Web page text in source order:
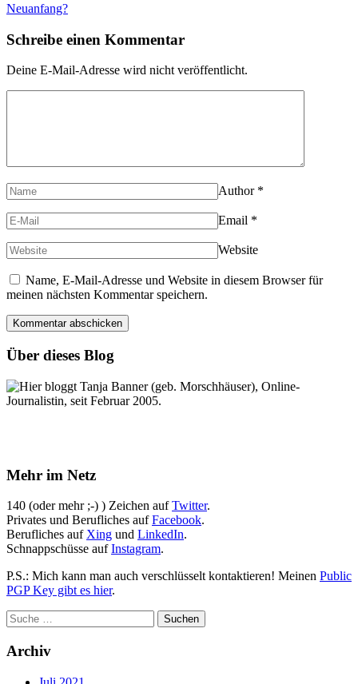
Neuanfang?
Schreibe einen Kommentar
Deine E-Mail-Adresse wird nicht veröffentlicht.
Author *
Email *
Website
Name, E-Mail-Adresse und Website in diesem Browser für
meinen nächsten Kommentar speichern.
Über dieses Blog
Hier bloggt Tanja Banner (geb. Morschhäuser), Online-
Journalistin, seit Februar 2005.
Mehr im Netz
140 (oder mehr ;-) ) Zeichen aufTwitter.
Privates und Berufliches aufFacebook.
Berufliches auf Xing und LinkedIn.
Schnappschüsse aufInstagram.
P.S.: Mich kann man auch verschlüsselt kontaktieren! Meinen Public
PGP Key gibt es hier.
Archiv